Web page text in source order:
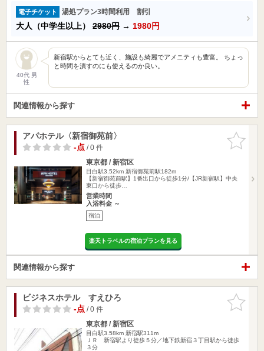
電子チケット 湯処プラン3時間利用 割引
大人（中学生以上） 2980円 → 1980円
40代 男
性
新宿駅からとても近く、施設も綺麗でアメニティも豊富。 ちょっ
と時間を潰すのにも使えるのか良い。
関連情報から探す
お気に入
りに追加
アパホテル〈新宿御苑前〉
-点/ 0 件
東京都 / 新宿区
目白駅3.52km 新宿御苑前駅182m
【新宿御苑前駅】1番出口から徒歩1分/【JR新宿駅】中央
東口から徒歩…
営業時間
入浴料金 ～
宿泊
楽天トラベルの宿泊プランを見る
関連情報から探す
お気に入
りに追加
ビジネスホテル すえひろ
-点/ 0 件
東京都 / 新宿区
目白駅3.58km 新宿駅311m
ＪＲ 新宿駅より徒歩５分／地下鉄新宿３丁目駅から徒歩
３分